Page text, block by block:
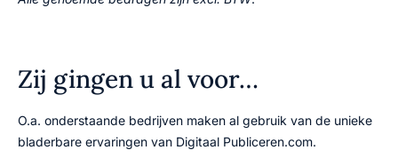
Zij gingen u al voor…
O.a. onderstaande bedrijven maken al gebruik van de unieke
bladerbare ervaringen van Digitaal Publiceren.com.